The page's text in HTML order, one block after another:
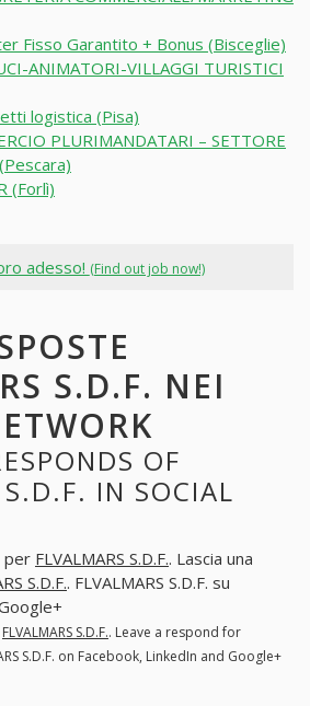
Fisso Garantito + Bonus (Bisceglie)
ANIMATORI-VILLAGGI TURISTICI
logistica (Pisa)
PLURIMANDATARI – SETTORE
(Forlì)
adesso! (Find out job now!)
S.D.F. NEI
OF
IN SOCIAL
per FLVALMARS S.D.F.. Lascia una
S.D.F.. FLVALMARS S.D.F. su
FLVALMARS S.D.F.. Leave a respond for
S.D.F. on Facebook, LinkedIn and Google+